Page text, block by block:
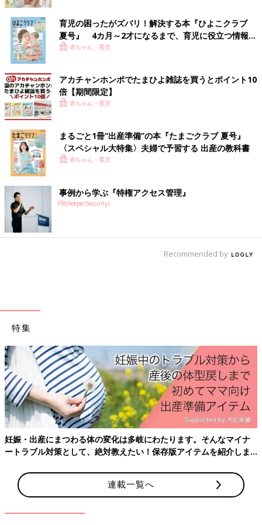
妊娠22週3日で体重は499グラムの小さな命を出産
竜吾くんは２歳11カ月まで入院していました。
――出産はどのような様子でしたか？
その様子を見ながら「頑張れ･･･頑張れ･･･」と祈っていました。
ました。初めて見たときは体温を保つためにラップに包まれてい
ました。びっくりするくらい小さくて、皮膚も薄く、血管も透け
ていました。
生まれてから３日を過ぎると、生存率がかなり上がると聞いてい
たので、まずは３日が超えられるようにずっと祈っていました。
これまでで感じたことがないほど長い時間でした。無事に３日が
過ぎましたが、１週間を超えてからも、感染症を起こしたり、未
熟児網膜症の治療や心臓につながる血管をふさぐ手術を行ったり
と、心配ごとは次々と起こりました。
赤ちゃんには「ごめんね」とは言わないようにしていました。今
育児の困ったがズバリ！解決する本『ひよこクラブ
夏号』 4カ月～2才になるまで、育児に役立つ情報が
いっぱい！
赤ちゃん・育児
アカチャンホンポでたまひよ雑誌を買うとポイント10
倍【期間限定】
赤ちゃん・育児
まるごと1冊“出産準備”の本『たまごクラブ 夏号』
〈スペシャル大特集〉夫婦で予習する 出産の教科書
赤ちゃん・育児
事例から学ぶ『特権アクセス管理』
PR(KeeperSecurity)
Recommended by
特集
妊娠・出産にまつわる体の変化は多岐にわたります。そんなマイナ
ートラブル対策として、絶対教えたい！保存版アイテムを紹介しま
連載一覧へ